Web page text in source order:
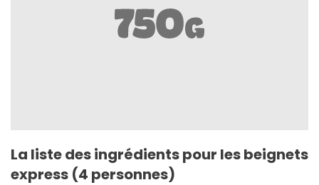
La liste des ingrédients pour les beignets
express (4 personnes)